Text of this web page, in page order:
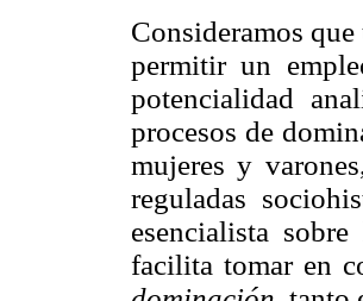
Consideramos
permitir un
potencialidad
procesos de
mujeres y
reguladas
esencialista
facilita tomar en